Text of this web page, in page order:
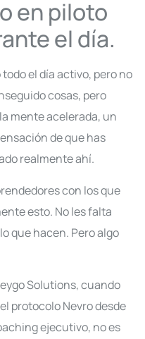
en piloto
el día.
el día activo, pero no
cosas, pero
mente acelerada, un
de que has
realmente ahí.
con los que
esto. No les falta
que hacen. Pero algo
Solutions, cuando
protocolo Nevro desde
ejecutivo, no es